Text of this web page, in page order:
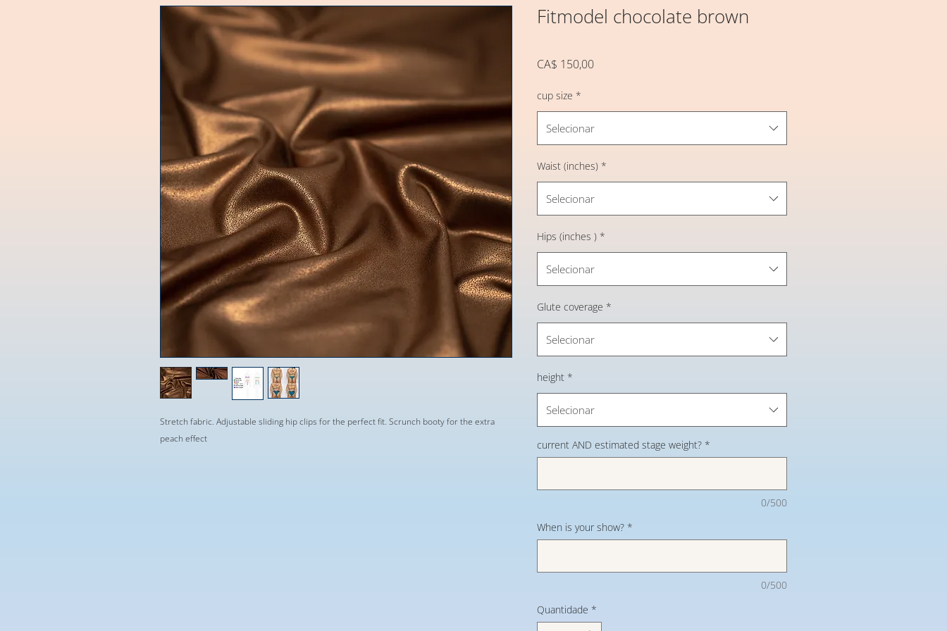
Stretch fabric. Adjustable sliding hip clips for the perfect fit. Scrunch booty for the extra
peach effect
Fitmodel chocolate brown
CA$ 150,00Preço
cup size *
Selecionar
Waist (inches) *
Selecionar
Hips (inches ) *
Selecionar
Glute coverage *
Selecionar
height *
Selecionar
current AND estimated stage weight? *
0/500
When is your show? *
0/500
Quantidade *